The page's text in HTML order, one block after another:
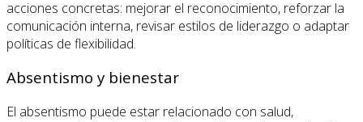
acciones concretas: mejorar el reconocimiento, reforzar la
comunicación interna, revisar estilos de liderazgo o adaptar
políticas de flexibilidad.
Absentismo y bienestar
El absentismo puede estar relacionado con salud,